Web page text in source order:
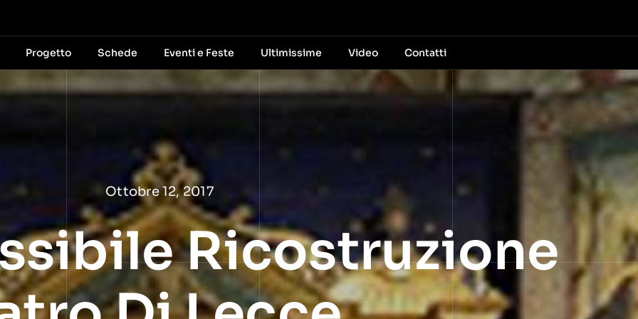
Progetto Schede Eventi e Feste Ultimissime Video Contatti
Ottobre 12, 2017
Ricostruzione